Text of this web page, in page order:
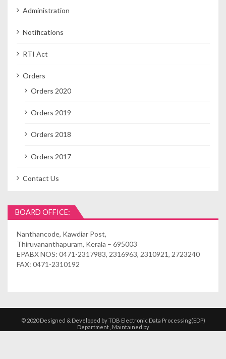
Administration
Notifications
RTI Act
Orders
Orders 2020
Orders 2019
Orders 2018
Orders 2017
Contact Us
BOARD OFFICE:
Nanthancode, Kawdiar Post,
Thiruvananthapuram, Kerala – 695003
EPABX NOS: 0471-2317983, 2316963, 2310921, 2723240
FAX: 0471-2310192
© 2020 Designed & Developed by TDB Electronic Data Processing(EDP)
Department , Maintained by